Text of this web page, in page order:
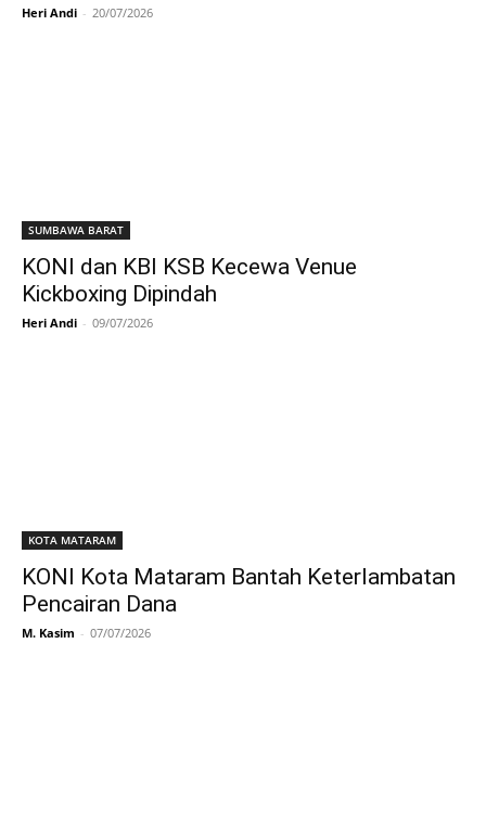
Heri Andi - 20/07/2026
SUMBAWA BARAT
KONI dan KBI KSB Kecewa Venue
Kickboxing Dipindah
Heri Andi - 09/07/2026
KOTA MATARAM
KONI Kota Mataram Bantah Keterlambatan
Pencairan Dana
M. Kasim - 07/07/2026